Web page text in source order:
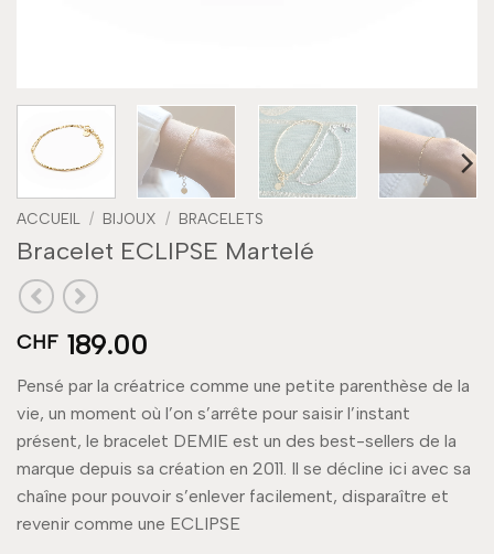
ACCUEIL / BIJOUX / BRACELETS
Bracelet ECLIPSE Martelé
CHF 189.00
Pensé par la créatrice comme une petite parenthèse de la
vie, un moment où l’on s’arrête pour saisir l’instant
présent, le bracelet DEMIE est un des best-sellers de la
marque depuis sa création en 2011. Il se décline ici avec sa
chaîne pour pouvoir s’enlever facilement, disparaître et
revenir comme une ECLIPSE